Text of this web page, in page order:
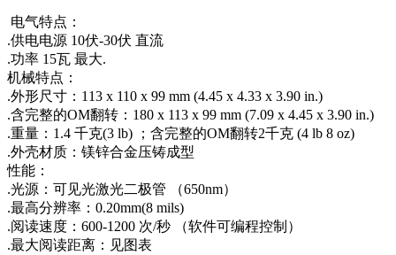
电气特点：
.供电电源 10伏-30伏 直流
.功率 15瓦 最大.
机械特点：
.外形尺寸：113 x 110 x 99 mm (4.45 x 4.33 x 3.90 in.)
.含完整的OM翻转：180 x 113 x 99 mm (7.09 x 4.45 x 3.90 in.)
.重量：1.4 千克(3 lb) ；含完整的OM翻转2千克 (4 lb 8 oz)
.外壳材质：镁锌合金压铸成型
性能：
.光源：可见光激光二极管 （650nm）
.最高分辨率：0.20mm(8 mils)
.阅读速度：600-1200 次/秒 （软件可编程控制）
.最大阅读距离：见图表